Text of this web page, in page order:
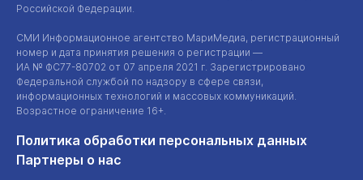
Российской Федерации.
СМИ Информационное агентство МариМедиа, регистрационный
номер и дата принятия решения о регистрации —
ИА № ФС77-80702 от 07 апреля 2021 г. Зарегистрировано
Федеральной службой по надзору в сфере связи,
информационных технологий и массовых коммуникаций.
Возрастное ограничение 16+.
Политика обработки персональных данных
Партнеры о нас